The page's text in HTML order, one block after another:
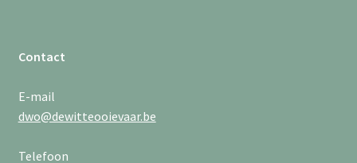
Contact
E-mail
dwo@dewitteooievaar.be
Telefoon